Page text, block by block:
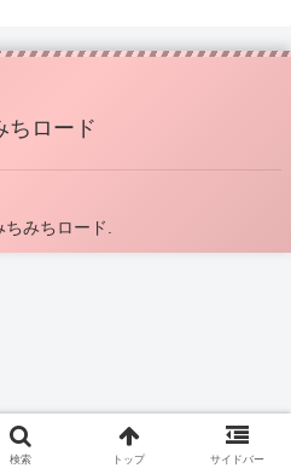
ちロード
みちロード.
検索 トップ サイドバー